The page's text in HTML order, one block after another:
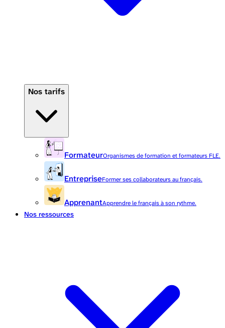
Nos tarifs
FormateurOrganismes de formation et formateurs FLE.
EntrepriseFormer ses collaborateurs au français.
ApprenantApprendre le français à son rythme.
Nos ressources